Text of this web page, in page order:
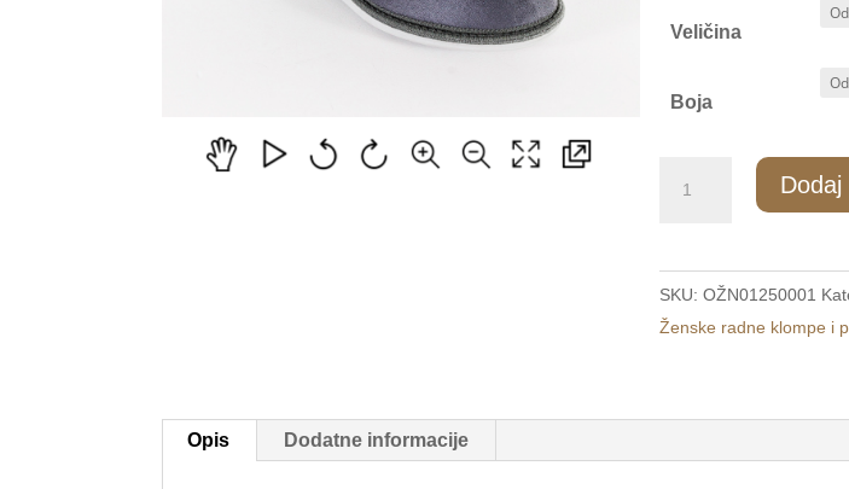
Veličina
Boja
papuče
sive
/DONNA
Dodaj
SKU:OŽN01250001
Ženske radne klompe i
Opis Dodatne informacije